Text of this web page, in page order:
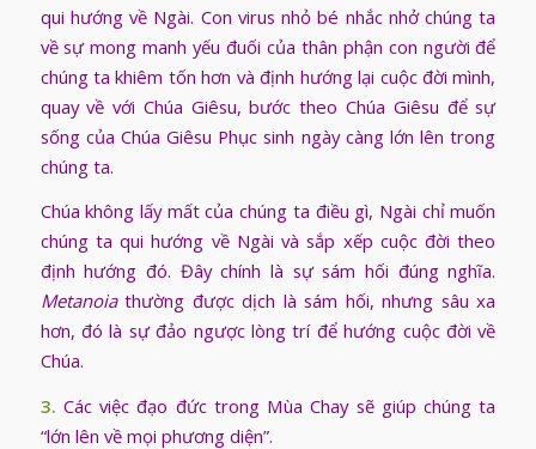
qui hướng về Ngài. Con virus nhỏ bé nhắc nhở chúng ta
về sự mong manh yếu đuối của thân phận con người để
chúng ta khiêm tốn hơn và định hướng lại cuộc đời mình,
quay về với Chúa Giêsu, bước theo Chúa Giêsu để sự
sống của Chúa Giêsu Phục sinh ngày càng lớn lên trong
chúng ta.
Chúa không lấy mất của chúng ta điều gì, Ngài chỉ muốn
chúng ta qui hướng về Ngài và sắp xếp cuộc đời theo
định hướng đó. Đây chính là sự sám hối đúng nghĩa.
Metanoiathường được dịch là sám hối, nhưng sâu xa
hơn, đó là sự đảo ngược lòng trí để hướng cuộc đời về
Chúa.
3. Các việc đạo đức trong Mùa Chay sẽ giúp chúng ta
“lớn lên về mọi phương diện”.